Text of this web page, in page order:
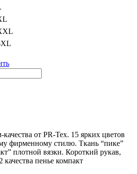
от PR-Tex. 15 ярких цветов
фирменному стилю. Ткань “пике”
плотной вязки. Короткий рукав,
пенье компакт